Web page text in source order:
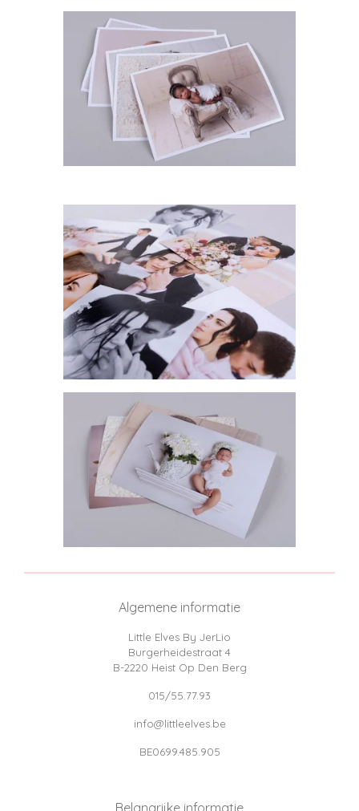
Algemene informatie
Little Elves By JerLio
Burgerheidestraat 4
B-2220 Heist Op Den Berg
015/55.77.93
info@littleelves.be
BE0699.485.905
Belangrijke informatie